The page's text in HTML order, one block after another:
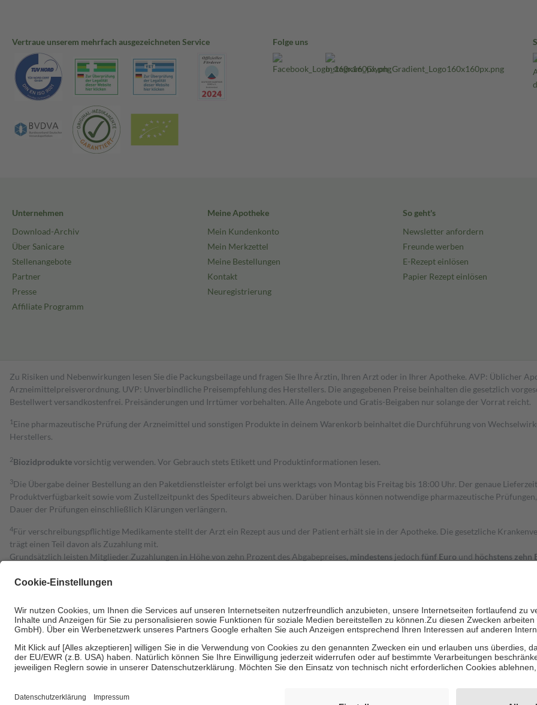
Vertraue unserem mehrfach ausgezeichneten Service Folge uns
Unternehmen
Download-Archiv
Über Sanicare
Stellenangebote
Partner
Presse
Affiliate Programm
Meine Apotheke
Mein Kundenkonto
Mein Merkzettel
Meine Bestellungen
Kontakt
Neuregistrierung
So geht's
Newsletter anfordern
Freunde werben
E-Rezept einlösen
Papier Rezept einlösen
Zu Risiken und Nebenwirkungen lesen Sie die Packungsbeilage und fragen Sie Ihre Ärztin, Ihren Arzt oder in Ihrer Apotheke. AVP: Üblicher
Arzneimittelpreisverordnung. UVP: Unverbindliche Preisempfehlung des Herstellers. Die angegebenen Preise beinhalten die gesetzlich
Bestell­wert versand­kosten­frei. Preisänderungen und Irrtümer vorbehalten. Alle Angebote und Gratis-Beigaben nur solange der Vorrat reicht.
1 Eine pharmazeutische Prüfung der Arzneimittel und sonstigen Produkte in deinem Warenkorb beinhaltet die Durchführung von
Herstellers.
2Biozidproduktevorsichtig verwenden. Vor Gebrauch stets Etikett und Produktinformationen lesen.
3Die Übergabe deiner Bestellung an den Paketdienstleister erfolgt bei uns werktags von Montag bis Freitag bis 18:00 Uhr. Der genaue
Produktverfügbarkeit sowie vom Zustellzeitpunkt des Spediteurs abweichen. Darüber hinaus können notwendige pharmazeutische
Dauer der Prüfungen einschließlich Klärungen verlängern.
4Für verschreibungspflichtige Medikamente stellt der Arzt ein Rezept aus und der Patient erhält sie in der Apotheke. Die gesetzliche
trägt einen Teil davon als Zuzahlung mit.
Grundsätzlich leisten Mitglieder Zuzahlungen in Höhe von zehn Prozent des Abgabepreises, mindestens jedoch fünf Euro und höchstens zehn
Diese Regeln gelten grundsätzlich auch für Online-Apotheken.
Um das Engagement der Versicherten für ihre eigene Gesundheit zu stärken und die besondere Stellung der Familie zu unterstützen, fallen
• Kindern und Jugendlichen bis zum vollendeten 18. Lebensjahr mit Ausnahme der Fahrkosten
• Untersuchungen zur Vorsorge und Früherkennung, die von der GKV getragen werden
• empfohlenen Schutzimpfungen
• Harn- und Blutteststreifen
Informationen findest du hier: https://help.etrusted.com/hc/de/articles/4419944605341